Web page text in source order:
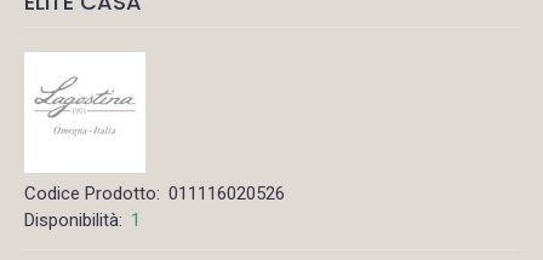
Codice Prodotto: 011116020526
Disponibilità: 1